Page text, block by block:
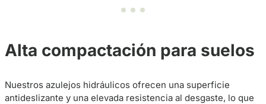
Alta compactación para suelos
Nuestros azulejos hidráulicos ofrecen una superficie
antideslizante y una elevada resistencia al desgaste, lo que